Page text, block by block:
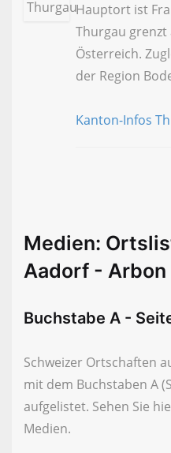
Hauptort ist
Thurgau
Österreich.
der Region
Kanton-Infos
Medien:
Aadorf - Arbon
Buchstabe A -
Schweizer Ortschaften
mit dem Buchstaben A
aufgelistet. Sehen Sie
Medien.